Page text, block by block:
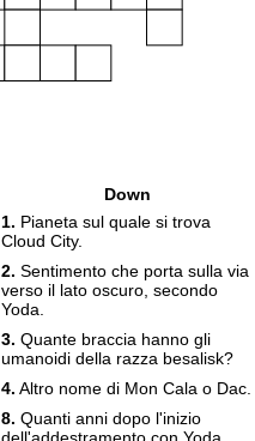
Down
1. Pianeta sul quale si trova
Cloud City.
2. Sentimento che porta sulla via
verso il lato oscuro, secondo
Yoda.
3. Quante braccia hanno gli
umanoidi della razza besalisk?
4. Altro nome di Mon Cala o Dac.
8. Quanti anni dopo l'inizio